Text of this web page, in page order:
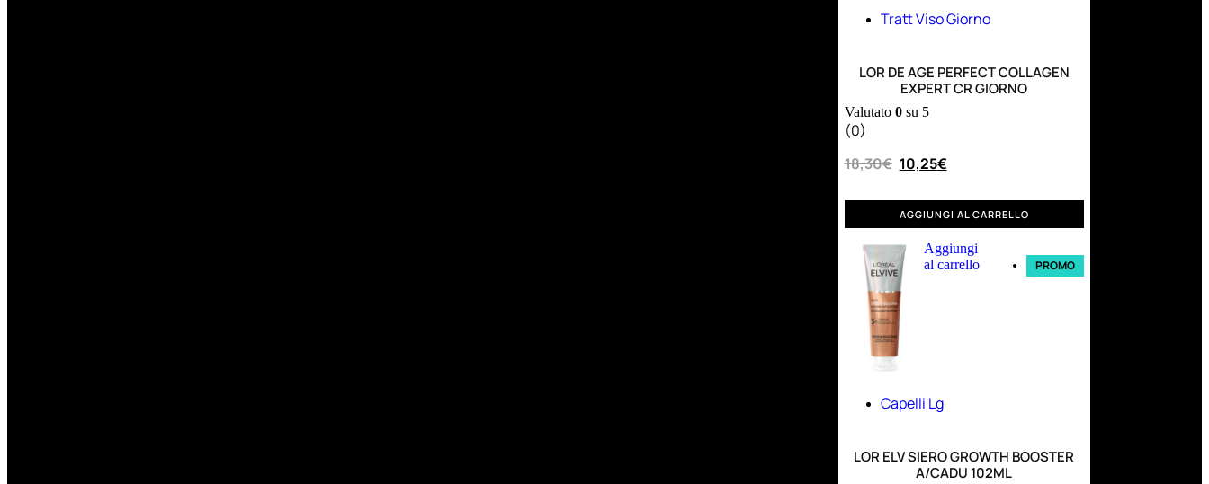
Tratt Viso Giorno
LOR DE AGE PERFECT COLLAGEN
EXPERT CR GIORNO
Valutato 0su 5
(0)
18,30€ 10,25€
AGGIUNGI AL CARRELLO
Aggiungi
al carrello
PROMO
Capelli Lg
LOR ELV SIERO GROWTH BOOSTER
A/CADU 102ML